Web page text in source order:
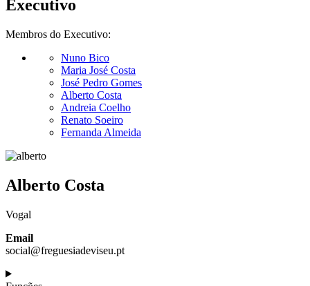
Executivo
Membros do Executivo:
Nuno Bico
Maria José Costa
José Pedro Gomes
Alberto Costa
Andreia Coelho
Renato Soeiro
Fernanda Almeida
Alberto Costa
Vogal
Email
social@freguesiadeviseu.pt